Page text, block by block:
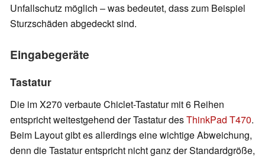
Unfallschutz möglich – was bedeutet, dass zum Beispiel
Sturzschäden abgedeckt sind.
Eingabegeräte
Tastatur
Die im X270 verbaute Chiclet-Tastatur mit 6 Reihen
entspricht weitestgehend der Tastatur desThinkPad T470.
Beim Layout gibt es allerdings eine wichtige Abweichung,
denn die Tastatur entspricht nicht ganz der Standardgröße,